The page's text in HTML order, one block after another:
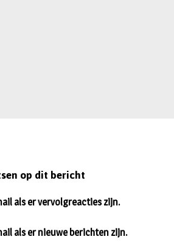
op dit bericht
als er vervolgreacties zijn.
als er nieuwe berichten zijn.